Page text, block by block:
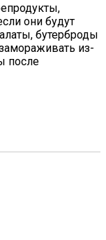
они будут
бутерброды
из-
после